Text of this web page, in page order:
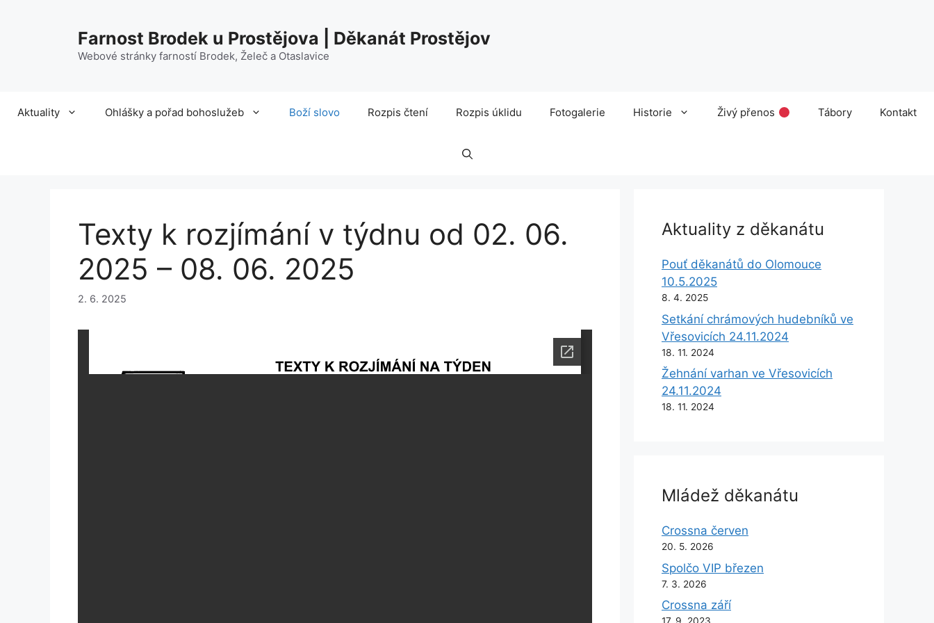
Farnost Brodek u Prostějova | Děkanát Prostějov
Webové stránky farností Brodek, Želeč a Otaslavice
Aktuality Ohlášky a pořad bohoslužeb Boží slovo Rozpis čtení Rozpis úklidu Fotogalerie Historie Živý přenos Tábory Kontakt
Texty k rozjímání v týdnu od 02. 06.
2025 – 08. 06. 2025
2. 6. 2025
Aktuality z děkanátu
Pouť děkanátů do Olomouce
10.5.2025
8. 4. 2025
Setkání chrámových hudebníků ve
Vřesovicích 24.11.2024
18. 11. 2024
Žehnání varhan ve Vřesovicích
24.11.2024
18. 11. 2024
Mládež děkanátu
Crossna červen
20. 5. 2026
Spolčo VIP březen
7. 3. 2026
Crossna září